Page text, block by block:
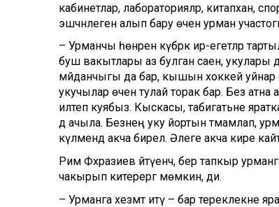
кабинетлар, лабораторияләр, китапханә,
эшчәнлеген алып бару өчен урман
– Урманчы һөнәренә күбрәк ир-егетләр
буш вакытлары аз булган саен, укулары
мәйданчыгы да бар, кышын хоккей уйнар
укучылар өчен тулай торак бар. Без атна
илтеп куябыз. Кыскасы, табигатьне
дә ачыла. Безнең уку йортын тәмамлап,
күләмендә акча бирелә. Әлеге акча кире
Рим Фәхразиев әйтүенчә, бер тапкыр
чакырып китерергә мөмкин, ди.
– Урманга хезмәт итү – бар тереклекне